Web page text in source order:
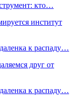
кто…
институт
к распаду…
друг от
к распаду…